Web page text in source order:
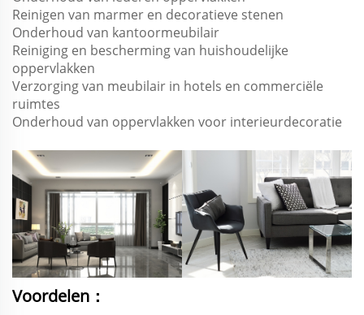
Reinigen van marmer en decoratieve stenen
Onderhoud van kantoormeubilair
Reiniging en bescherming van huishoudelijke
oppervlakken
Verzorging van meubilair in hotels en commerciële
ruimtes
Onderhoud van oppervlakken voor interieurdecoratie
Voordelen：